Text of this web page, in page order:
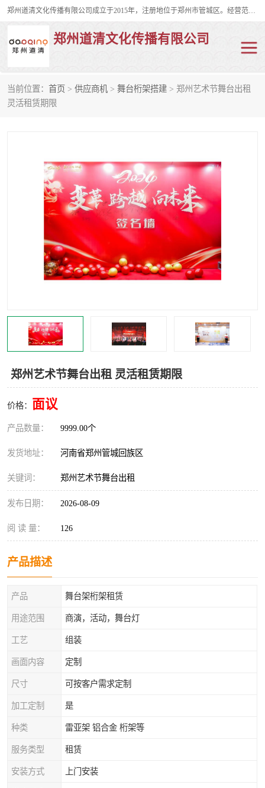
郑州道清文化传播有限公司成立于2015年，注册地位于郑州市管城区。经营范围包括会议及展览服务、庆典礼仪策划、企业形象策划、企业管理咨询、计算机图文设计、制作等。主要产品服务有：舞台桁架搭建，背景板搭建，灯光音响，雷亚舞台搭建、龙门架搭建、会议桌椅租赁、灯光音响租赁、空飘出租、气柱拱门租赁、喷绘写真制作、kt板制作。
郑州道清文化传播有限公司
当前位置： 首页 > 供应商机 > 舞台桁架搭建 > 郑州艺术节舞台出租
灵活租赁期限
郑州艺术节舞台出租 灵活租赁期限
价格： 面议
产品数量： 9999.00个
发货地址： 河南省郑州管城回族区
关键词： 郑州艺术节舞台出租
发布日期： 2026-08-09
阅 读 量： 126
产品描述
产品 舞台架桁架租赁
用途范围 商演，活动，舞台灯
工艺 组装
画面内容 定制
尺寸 可按客户需求定制
加工定制 是
种类 雷亚架 铝合金 桁架等
服务类型 租赁
安装方式 上门安装
舞台桁架搭建
活动策划 truss架出租
kt板制作 场地布置
背景板搭建 雷亚舞台搭建
龙门架搭建 会议桌椅租赁
灯光音响租赁 空飘出租